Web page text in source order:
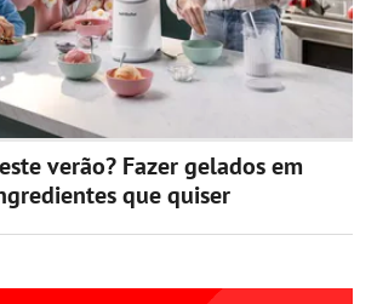
verão? Fazer gelados em
que quiser